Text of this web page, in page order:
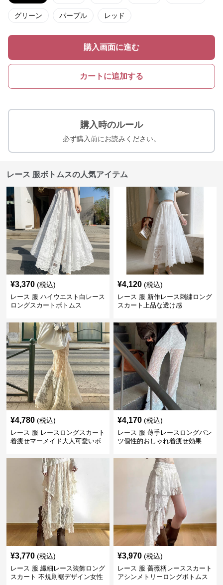
グリーン パープル レッド
購入画面に進む
カートに追加する
購入時のルール
必ず購入前にお読みください。
レース 服ボトムスの人気アイテム
¥3,370 (税込)
レース 服 ハイウエスト白レース
ロングスカートボトムス
¥4,120 (税込)
レース 服 新作レース刺繍ロング
スカート上品な透け感
¥4,780 (税込)
レース 服 レースロングスカート
着痩せマーメイド大人可愛いボ
¥4,170 (税込)
レース 服 薄手レースロングパン
ツ個性的おしゃれ着痩せ効果
¥3,770 (税込)
レース 服 繊細レース装飾ロング
スカート 不規則裾デザイン女性
¥3,970 (税込)
レース 服 薔薇柄レーススカート
アシンメトリーロングボトムス